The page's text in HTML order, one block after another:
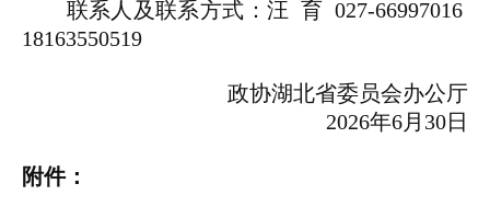
联系人及联系方式：汪 育 027-66997016
18163550519
政协湖北省委员会办公厅
2026年6月30日
附件：